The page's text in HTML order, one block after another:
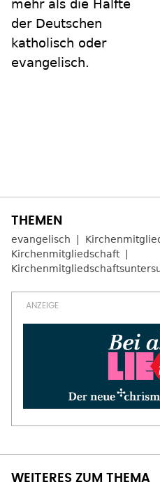
mehr als die Hälfte
der Deutschen
katholisch oder
evangelisch.
evangelisch
Kirchenmitgliedschaft
WEITERES ZUM THEMA